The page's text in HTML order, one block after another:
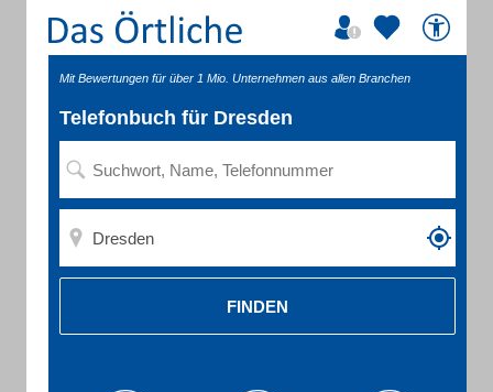
Mit Bewertungen für über 1 Mio. Unternehmen aus allen Branchen
Telefonbuch für Dresden
FINDEN